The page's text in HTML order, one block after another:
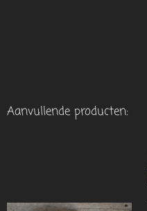
Aanvullende producten: